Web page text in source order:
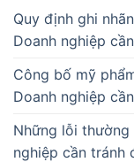
Quy định ghi
Doanh nghiệp
Công bố mỹ
Doanh nghiệp
Những lỗi thường
nghiệp cần tránh